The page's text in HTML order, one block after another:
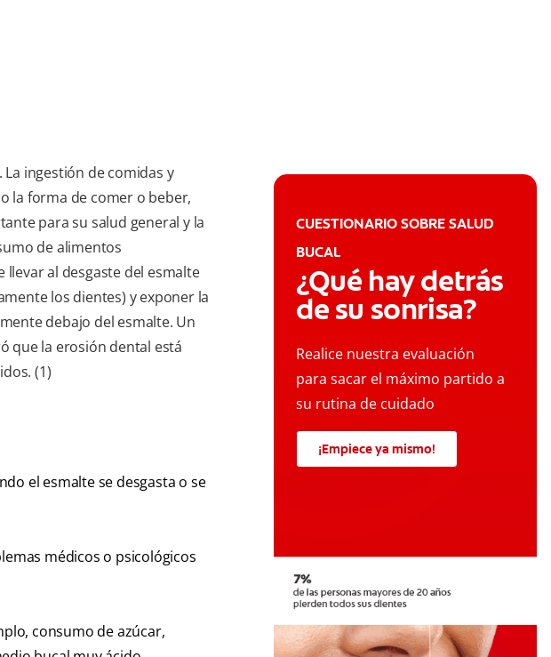
ingestión de comidas y
la forma de comer o beber,
para su salud general y la
de alimentos
llevar al desgaste del esmalte
los dientes) y exponer la
debajo del esmalte. Un
que la erosión dental está
(1)
el esmalte se desgasta o se
médicos o psicológicos
consumo de azúcar,
CUESTIONARIO SOBRE SALUD
BUCAL
¿Qué hay detrás
de su sonrisa?
Realice nuestra evaluación
para sacar el máximo partido a
su rutina de cuidado
¡Empiece ya mismo!